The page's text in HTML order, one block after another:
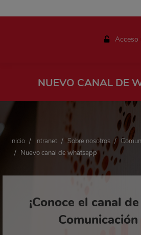
Acceso
NUEVO CANAL DE
Estás aquí:
Inicio Intranet Sobre nosotros
Nuevo canal de whatsapp
¡Conoce el canal
Comunicación